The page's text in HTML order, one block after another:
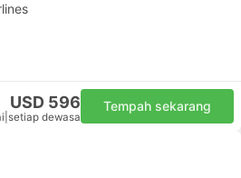
USD 596
setiap dewasa
Tempah sekarang